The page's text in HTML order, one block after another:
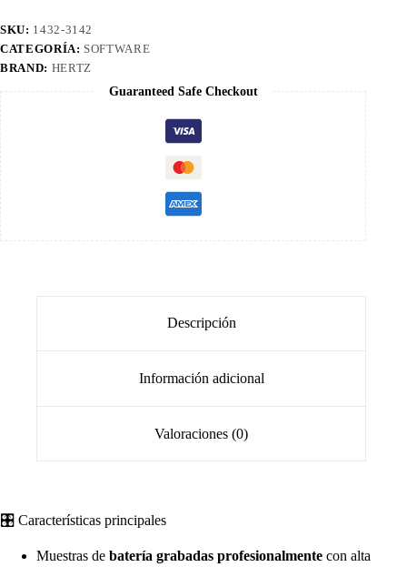
SKU: 1432-3142
CATEGORÍA: SOFTWARE
BRAND: HERTZ
Guaranteed Safe Checkout
Descripción
Información adicional
Valoraciones (0)
🎛️ Características principales
Muestras de batería grabadas profesionalmente con alta